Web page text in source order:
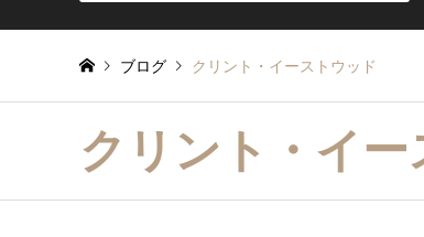
ブログ クリント・イーストウッド
クリント・イー